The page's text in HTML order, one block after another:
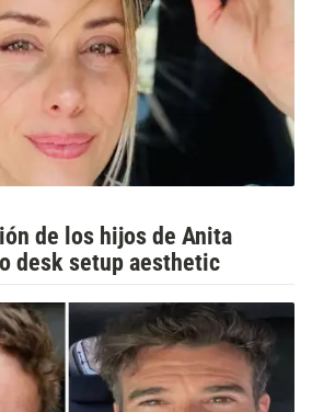
de los hijos de Anita
desk setup aesthetic